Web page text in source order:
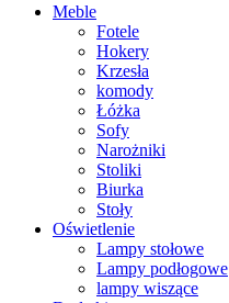
Meble
Fotele
Hokery
Krzesła
komody
Łóżka
Sofy
Narożniki
Stoliki
Biurka
Stoły
Oświetlenie
Lampy stołowe
Lampy podłogowe
lampy wiszące